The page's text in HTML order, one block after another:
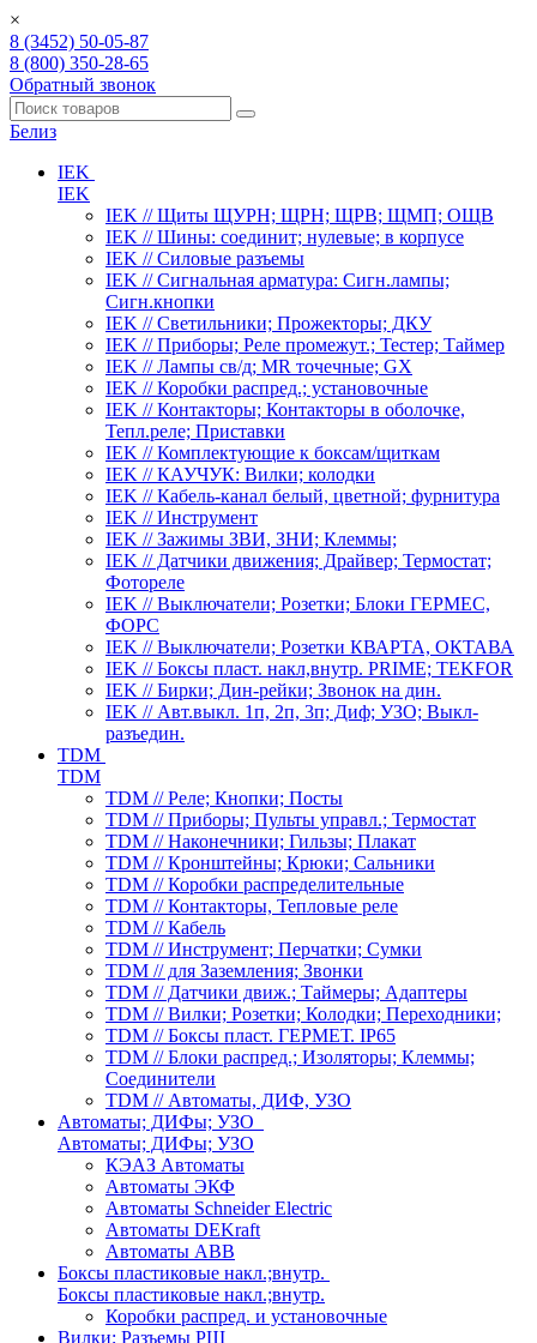
×
8 (3452) 50-05-87
8 (800) 350-28-65
Обратный звонок
Белиз
IEK
IEK
IEK // Щиты ЩУРН; ЩРН; ЩРВ; ЩМП; ОЩВ
IEK // Шины: соединит; нулевые; в корпусе
IEK // Силовые разъемы
IEK // Сигнальная арматура: Сигн.лампы;
Сигн.кнопки
IEK // Светильники; Прожекторы; ДКУ
IEK // Приборы; Реле промежут.; Тестер; Таймер
IEK // Лампы св/д; MR точечные; GX
IEK // Коробки распред.; установочные
IEK // Контакторы; Контакторы в оболочке,
Тепл.реле; Приставки
IEK // Комплектующие к боксам/щиткам
IEK // КАУЧУК: Вилки; колодки
IEK // Кабель-канал белый, цветной; фурнитура
IEK // Инструмент
IEK // Зажимы ЗВИ, ЗНИ; Клеммы;
IEK // Датчики движения; Драйвер; Термостат;
Фотореле
IEK // Выключатели; Розетки; Блоки ГЕРМЕС,
ФОРС
IEK // Выключатели; Розетки КВАРТА, ОКТАВА
IEK // Боксы пласт. накл,внутр. PRIME; TEKFOR
IEK // Бирки; Дин-рейки; Звонок на дин.
IEK // Авт.выкл. 1п, 2п, 3п; Диф; УЗО; Выкл-
разъедин.
TDM
TDM
TDM // Реле; Кнопки; Посты
TDM // Приборы; Пульты управл.; Термостат
TDM // Наконечники; Гильзы; Плакат
TDM // Кронштейны; Крюки; Сальники
TDM // Коробки распределительные
TDM // Контакторы, Тепловые реле
TDM // Кабель
TDM // Инструмент; Перчатки; Сумки
TDM // для Заземления; Звонки
TDM // Датчики движ.; Таймеры; Адаптеры
TDM // Вилки; Розетки; Колодки; Переходники;
TDM // Боксы пласт. ГЕРМЕТ. IP65
TDM // Блоки распред.; Изоляторы; Клеммы;
Соединители
TDM // Автоматы, ДИФ, УЗО
Автоматы; ДИФы; УЗО
Автоматы; ДИФы; УЗО
КЭАЗ Автоматы
Автоматы ЭКФ
Автоматы Schneider Electric
Автоматы DEKraft
Автоматы ABB
Боксы пластиковые накл.;внутр.
Боксы пластиковые накл.;внутр.
Коробки распред. и установочные
Вилки; Разъемы РШ